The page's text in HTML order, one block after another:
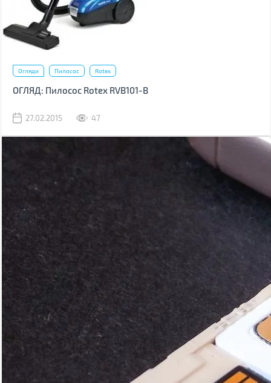
Огляди Пилосос Rotex
ОГЛЯД: Пилосос Rotex RVB101-B
27.02.2015 47